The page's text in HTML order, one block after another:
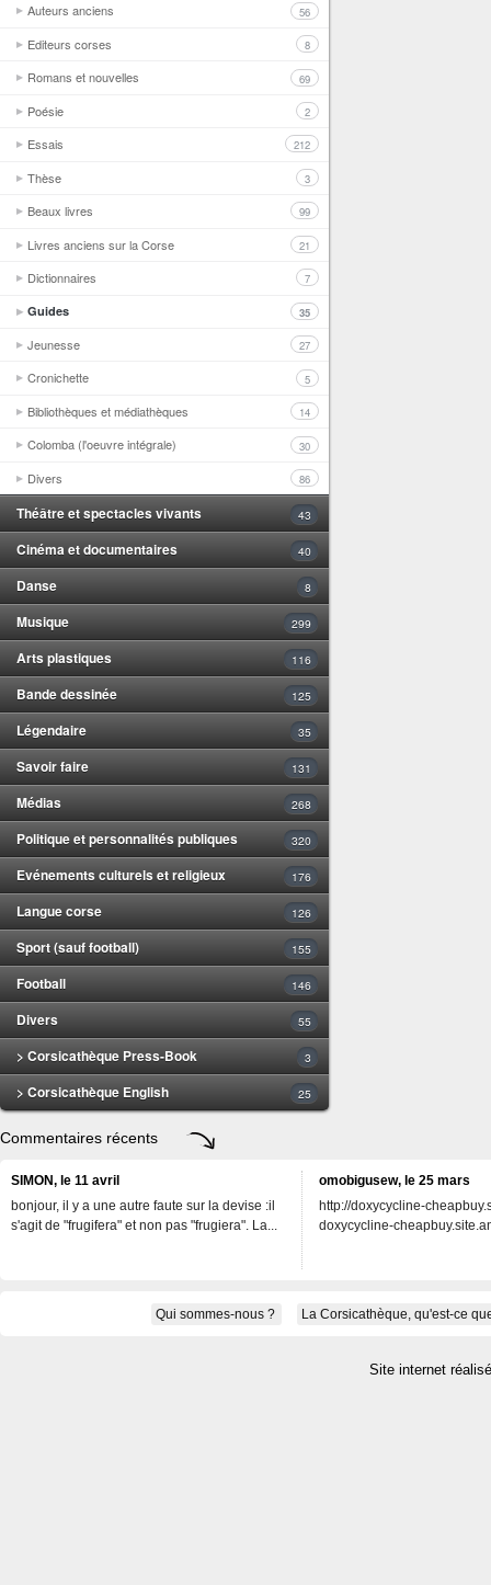
Auteurs anciens 56
Editeurs corses 8
Romans et nouvelles 69
Poésie 2
Essais 212
Thèse 3
Beaux livres 99
Livres anciens sur la Corse 21
Dictionnaires 7
Guides 35
Jeunesse 27
Cronichette 5
Bibliothèques et médiathèques 14
Colomba (l'oeuvre intégrale) 30
Divers 86
Théâtre et spectacles vivants 43
Cinéma et documentaires 40
Danse 8
Musique 299
Arts plastiques 116
Bande dessinée 125
Légendaire 35
Savoir faire 131
Médias 268
Politique et personnalités publiques 320
Evénements culturels et religieux 176
Langue corse 126
Sport (sauf football) 155
Football 146
Divers 55
> Corsicathèque Press-Book 3
> Corsicathèque English 25
Commentaires récents
SIMON, le 11 avril
bonjour, il y a une autre faute sur la devise :il
s'agit de "frugifera" et non pas "frugiera". La...
omobigusew, le 25 mars
http://doxycycline-
doxycycline-
Qui sommes-nous ? La Corsicathèque, qu'est-ce
Site internet